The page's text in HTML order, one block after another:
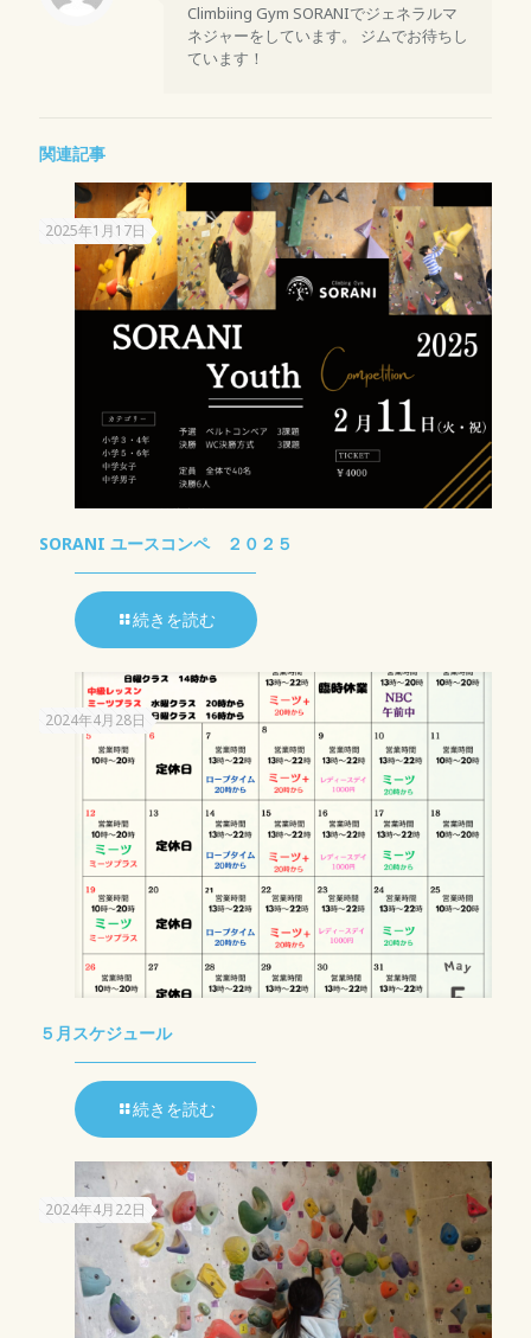
Climbiing Gym SORANIでジェネラルマ
ネジャーをしています。 ジムでお待ちし
ています！
関連記事
2025年1月17日
SORANI ユースコンペ ２０２５
続きを読む
2024年4月28日
５月スケジュール
続きを読む
2024年4月22日